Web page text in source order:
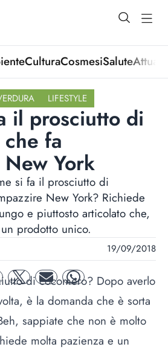
open
CulturaCosmesiSalute
LIFESTYLE
il prosciutto di
fa
York
si fa il prosciutto di
New York? Richiede
e piuttosto articolato che,
prodotto unico.
19/09/2018
twitter mail whatsapp
di cocomero? Dopo averlo
è la domanda che è sorta
sappiate che non è molto
molta pazienza e un